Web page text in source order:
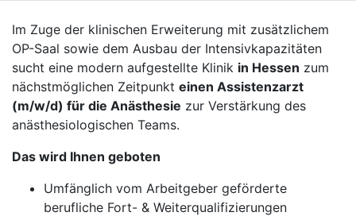
Im Zuge der klinischen Erweiterung mit zusätzlichem
OP-Saal sowie dem Ausbau der Intensivkapazitäten
sucht eine modern aufgestellte Klinik in Hessen zum
nächstmöglichen Zeitpunkt einen Assistenzarzt
(m/w/d) für die Anästhesie zur Verstärkung des
anästhesiologischen Teams.
Das wird Ihnen geboten
Umfänglich vom Arbeitgeber geförderte
berufliche Fort- & Weiterqualifizierungen